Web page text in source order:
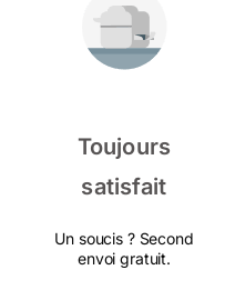
Toujours
satisfait
Un soucis ? Second
envoi gratuit.